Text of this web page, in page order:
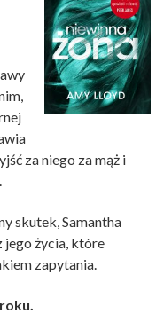
za niego za mąż i
skutek, Samantha
jego życia, które
zapytania.